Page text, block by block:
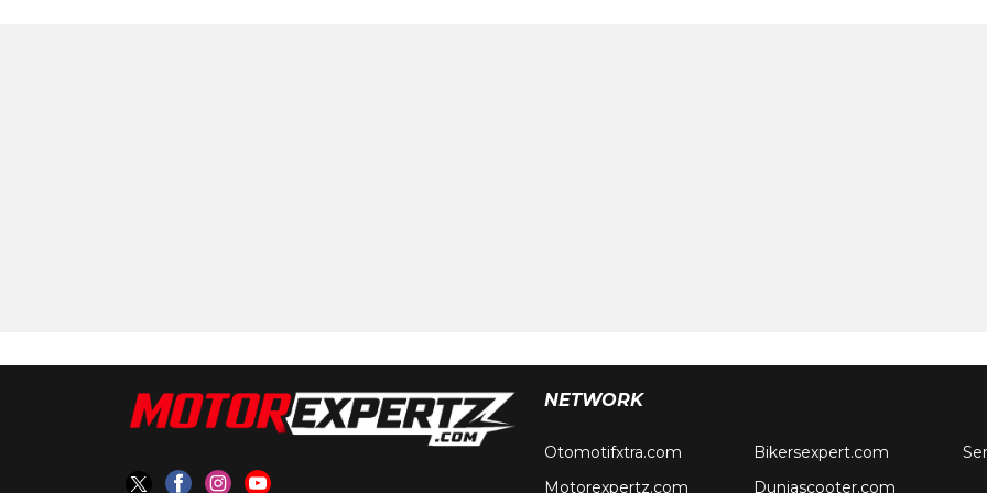
NETWORK
Otomotifxtra.com
Motorexpertz.com
Bikersexpert.com
Duniascooter.com